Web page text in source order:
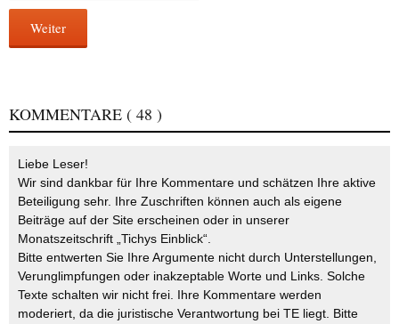
Weiter
KOMMENTARE ( 48 )
Liebe Leser!
Wir sind dankbar für Ihre Kommentare und schätzen Ihre aktive
Beteiligung sehr. Ihre Zuschriften können auch als eigene
Beiträge auf der Site erscheinen oder in unserer
Monatszeitschrift „Tichys Einblick“.
Bitte entwerten Sie Ihre Argumente nicht durch Unterstellungen,
Verunglimpfungen oder inakzeptable Worte und Links. Solche
Texte schalten wir nicht frei. Ihre Kommentare werden
moderiert, da die juristische Verantwortung bei TE liegt. Bitte